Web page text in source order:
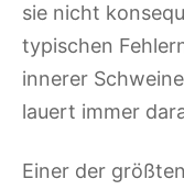
sie nicht
typischen
innerer
lauert immer
Einer der